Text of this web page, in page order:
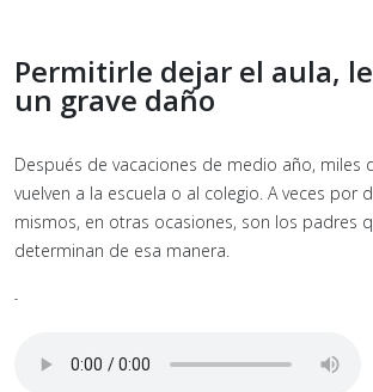
Permitirle dejar el aula,
un grave daño
Después de vacaciones de medio año, miles
vuelven a la escuela o al colegio. A veces por
mismos, en otras ocasiones, son los padres
determinan de esa manera.
-